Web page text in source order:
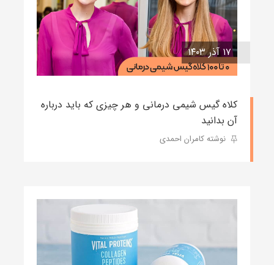
۱۷ آذر ۱۴۰۳
کلاه گیس شیمی درمانی و هر چیزی که باید درباره
آن بدانید
نوشته کامران احمدی